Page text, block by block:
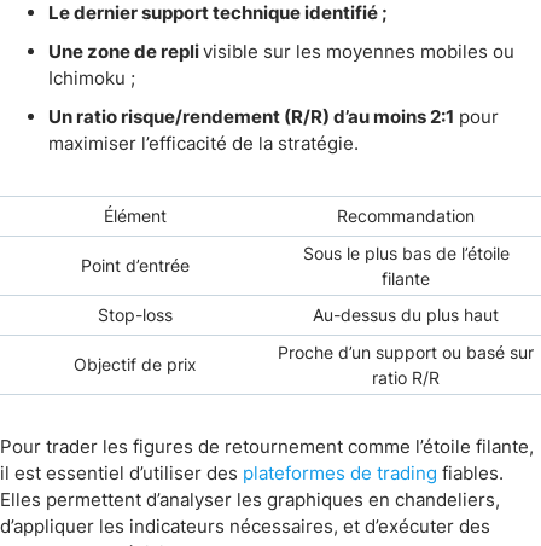
Le dernier support technique identifié ;
Une zone de replivisible sur les moyennes mobiles ou
Ichimoku ;
Un ratio risque/rendement (R/R) d’au moins 2:1 pour
maximiser l’efficacité de la stratégie.
Élément Recommandation
Point d’entrée
Sous le plus bas de l’étoile
filante
Stop-loss
Au-dessus du plus haut
Objectif de prix
Proche d’un support ou basé sur
ratio R/R
Pour trader les figures de retournement comme l’étoile filante,
il est essentiel d’utiliser des plateformes de trading fiables.
Elles permettent d’analyser les graphiques en chandeliers,
d’appliquer les indicateurs nécessaires, et d’exécuter des